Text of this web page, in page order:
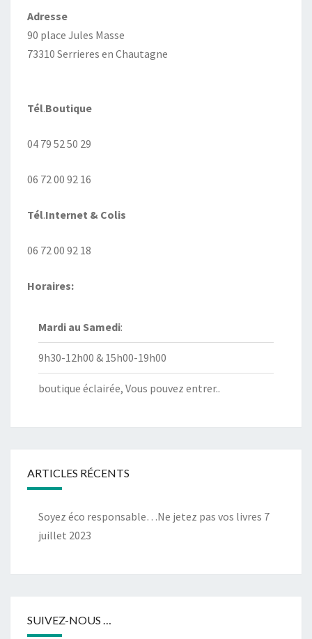
Adresse
90 place Jules Masse
73310 Serrieres en Chautagne
Tél.Boutique
04 79 52 50 29
06 72 00 92 16
Tél.Internet & Colis
06 72 00 92 18
Horaires:
Mardi au Samedi:
9h30-12h00 & 15h00-19h00
boutique éclairée, Vous pouvez entrer..
ARTICLES RÉCENTS
Soyez éco responsable…Ne jetez pas vos livres 7
juillet 2023
SUIVEZ-NOUS …